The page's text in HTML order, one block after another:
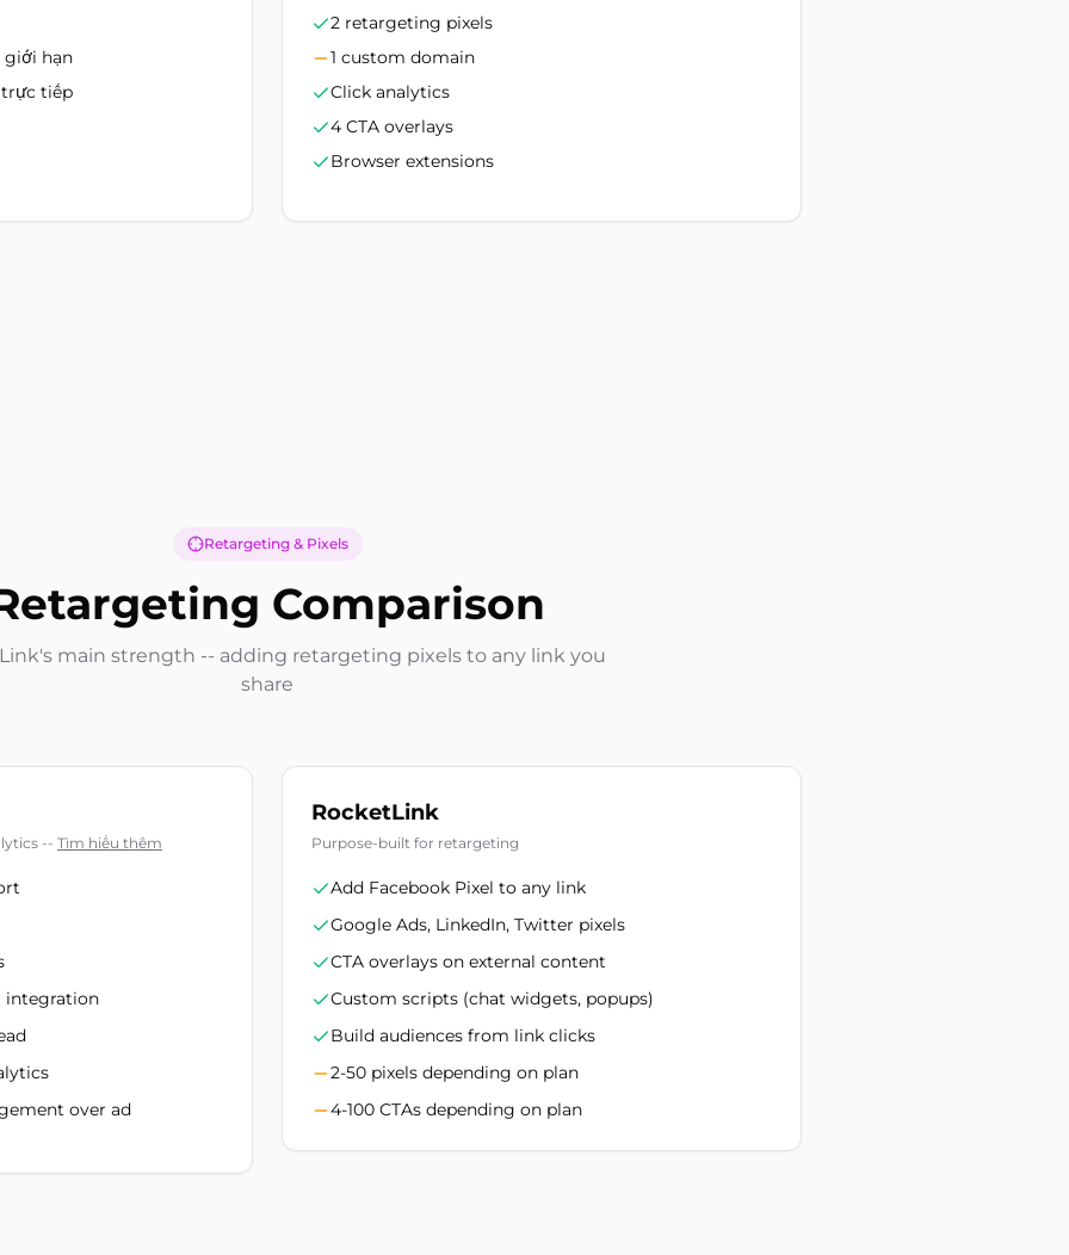
giới hạn
trực tiếp
2 retargeting pixels
1 custom domain
Click analytics
4 CTA overlays
Browser extensions
Retargeting & Pixels
Comparison
main strength -- adding retargeting pixels to any link you
share
-- Tìm hiểu thêm
integration
over ad
RocketLink
Purpose-built for retargeting
Add Facebook Pixel to any link
Google Ads, LinkedIn, Twitter pixels
CTA overlays on external content
Custom scripts (chat widgets, popups)
Build audiences from link clicks
2-50 pixels depending on plan
4-100 CTAs depending on plan